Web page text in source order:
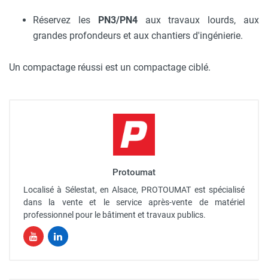
Réservez les PN3/PN4aux travaux lourds, aux
grandes profondeurs et aux chantiers d'ingénierie.
Un compactage réussi est un compactage ciblé.
Protoumat
Localisé à Sélestat, en Alsace, PROTOUMAT est spécialisé
dans la vente et le service après-vente de matériel
professionnel pour le bâtiment et travaux publics.